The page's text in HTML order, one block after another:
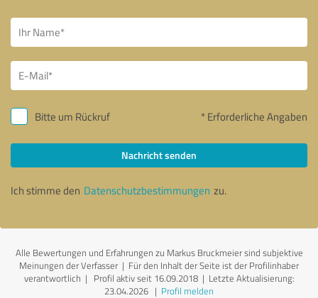
Bitte um Rückruf * Erforderliche Angaben
Nachricht senden
Ich stimme den Datenschutzbestimmungen zu.
Alle Bewertungen und Erfahrungen zu Markus Bruckmeier sind subjektive
Meinungen der Verfasser | Für den Inhalt der Seite ist der Profilinhaber
verantwortlich | Profil aktiv seit 16.09.2018 | Letzte Aktualisierung:
23.04.2026 | Profil melden